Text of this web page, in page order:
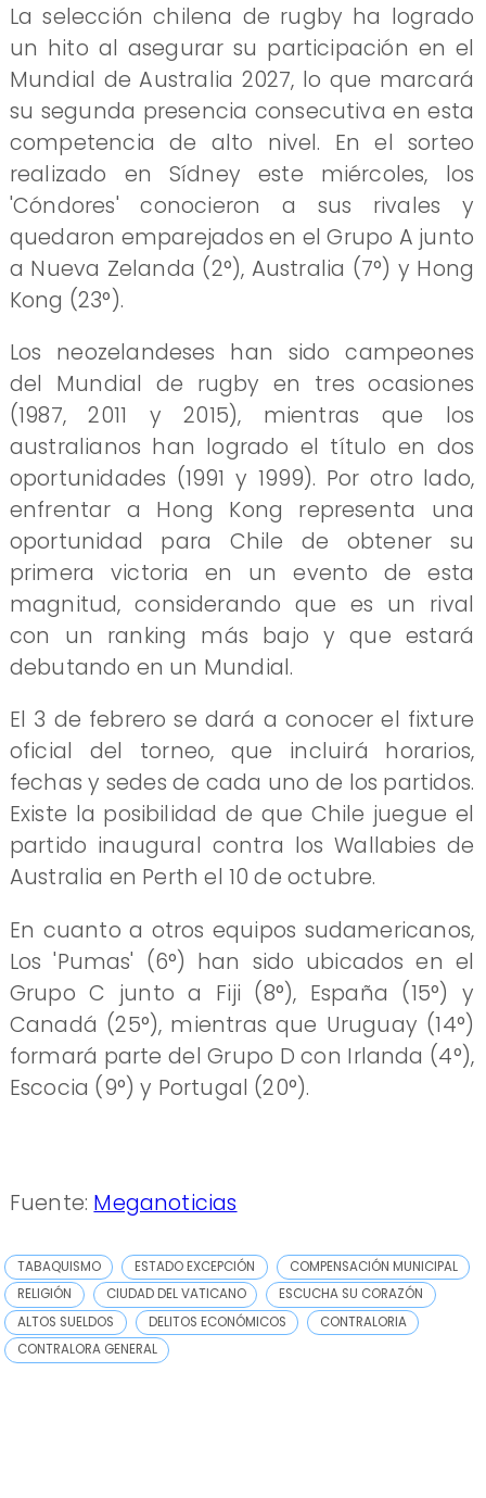
La selección chilena de rugby ha logrado
un hito al asegurar su participación en el
Mundial de Australia 2027, lo que marcará
su segunda presencia consecutiva en esta
competencia de alto nivel. En el sorteo
realizado en Sídney este miércoles, los
'Cóndores' conocieron a sus rivales y
quedaron emparejados en el Grupo A junto
a Nueva Zelanda (2°), Australia (7°) y Hong
Kong (23°).
Los neozelandeses han sido campeones
del Mundial de rugby en tres ocasiones
(1987, 2011 y 2015), mientras que los
australianos han logrado el título en dos
oportunidades (1991 y 1999). Por otro lado,
enfrentar a Hong Kong representa una
oportunidad para Chile de obtener su
primera victoria en un evento de esta
magnitud, considerando que es un rival
con un ranking más bajo y que estará
debutando en un Mundial.
El 3 de febrero se dará a conocer el fixture
oficial del torneo, que incluirá horarios,
fechas y sedes de cada uno de los partidos.
Existe la posibilidad de que Chile juegue el
partido inaugural contra los Wallabies de
Australia en Perth el 10 de octubre.
En cuanto a otros equipos sudamericanos,
Los 'Pumas' (6°) han sido ubicados en el
Grupo C junto a Fiji (8°), España (15°) y
Canadá (25°), mientras que Uruguay (14°)
formará parte del Grupo D con Irlanda (4°),
Escocia (9°) y Portugal (20°).
Fuente: Meganoticias
TABAQUISMO ESTADO EXCEPCIÓN
COMPENSACIÓN MUNICIPAL
RELIGIÓN
CIUDAD DEL VATICANO
ESCUCHA SU CORAZÓN
ALTOS SUELDOS
DELITOS ECONÓMICOS
CONTRALORIA
CONTRALORA GENERAL